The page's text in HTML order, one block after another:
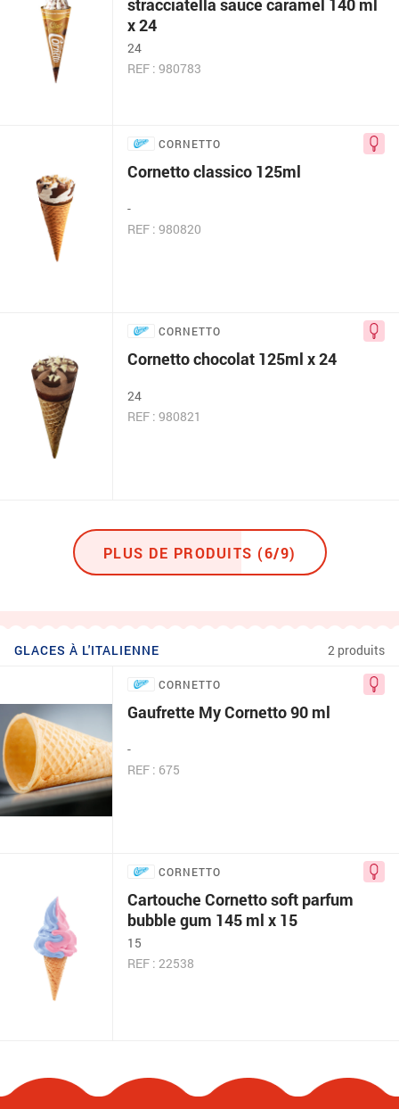
stracciatella sauce caramel 140 ml
x 24
24
REF : 980783
CORNETTO
Cornetto classico 125ml
-
REF : 980820
CORNETTO
Cornetto chocolat 125ml x 24
24
REF : 980821
PLUS DE PRODUITS (6/9)
GLACES À L'ITALIENNE 2 produits
CORNETTO
Gaufrette My Cornetto 90 ml
-
REF : 675
CORNETTO
Cartouche Cornetto soft parfum
bubble gum 145 ml x 15
15
REF : 22538